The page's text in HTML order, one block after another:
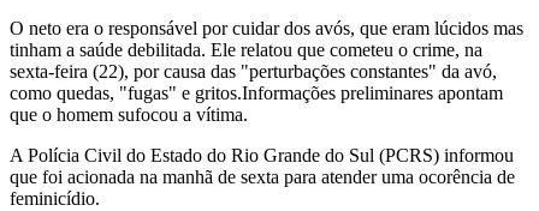
O neto era o responsável por cuidar dos avós, que eram lúcidos mas
tinham a saúde debilitada. Ele relatou que cometeu o crime, na
sexta-feira (22), por causa das "perturbações constantes" da avó,
como quedas, "fugas" e gritos.Informações preliminares apontam
que o homem sufocou a vítima.
A Polícia Civil do Estado do Rio Grande do Sul (PCRS) informou
que foi acionada na manhã de sexta para atender uma ocorência de
feminicídio.